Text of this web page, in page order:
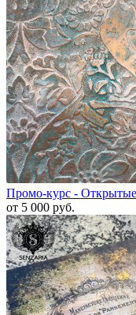
Промо-курс - Открытые
от 5 000 руб.